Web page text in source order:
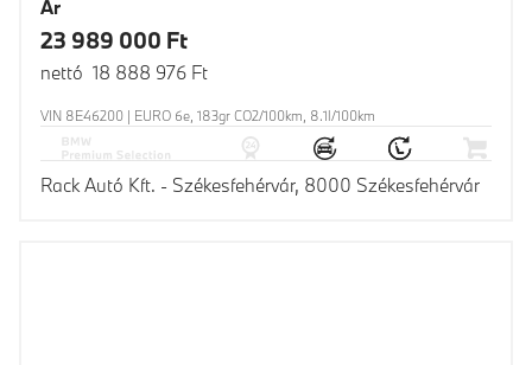
Ár
23 989 000 Ft
nettó 18 888 976 Ft
VIN 8E46200 | EURO 6e, 183gr CO2/100km, 8.1l/100km
Rack Autó Kft. - Székesfehérvár, 8000 Székesfehérvár